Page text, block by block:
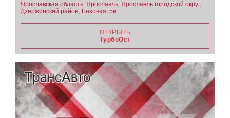
Ярославская область, Ярославль, Ярославль городской округ,
Дзержинский район, Базовая, 5в
ОТКРЫТЬ
ТурбоОст